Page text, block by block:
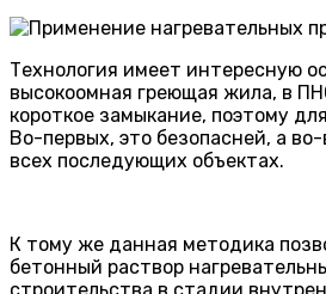
Технология имеет интересную
высокоомная греющая жила, в
короткое замыкание, поэтому
Во-первых, это безопасней, а
всех последующих объектах.
К тому же данная методика
бетонный раствор